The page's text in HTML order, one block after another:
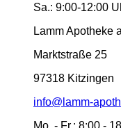
Sa.: 9:00-12:00
Lamm Apotheke
Marktstraße 25
97318 Kitzingen
info@lamm-
Mo. - Fr.: 8:00 -